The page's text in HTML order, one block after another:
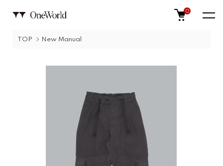
0
TOP New Manual